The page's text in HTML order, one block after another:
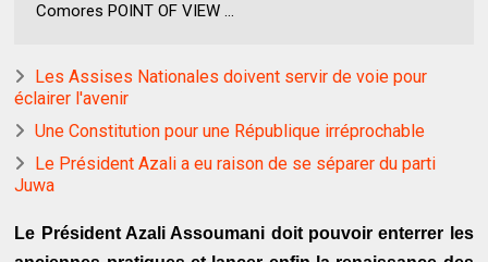
Comores POINT OF VIEW ...
Les Assises Nationales doivent servir de voie pour
éclairer l'avenir
Une Constitution pour une République irréprochable
Le Président Azali a eu raison de se séparer du parti
Juwa
Le Président Azali Assoumani doit pouvoir enterrer les